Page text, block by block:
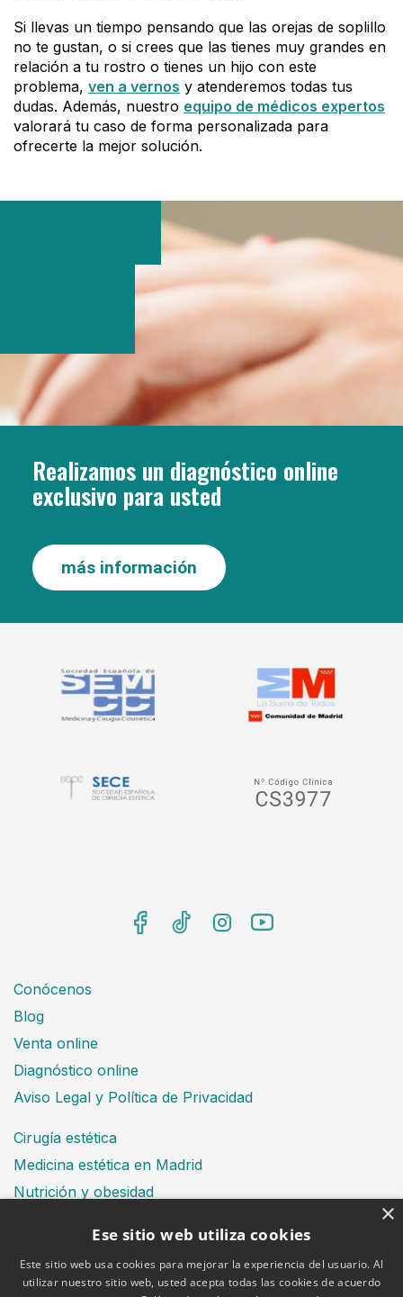
Si llevas un tiempo pensando que las orejas de soplillo
no te gustan, o si crees que las tienes muy grandes en
relación a tu rostro o tienes un hijo con este
problema, ven a vernos y atenderemos todas tus
dudas. Además, nuestro equipo de médicos expertos
valorará tu caso de forma personalizada para
ofrecerte la mejor solución.
Realizamos un diagnóstico online
exclusivo para usted
más información
Conócenos
Blog
Venta online
Diagnóstico online
Aviso Legal y Política de Privacidad
Cirugía estética
Medicina estética en Madrid
Nutrición y obesidad
Financiación
×
Ese sitio web utiliza cookies
Este sitio web usa cookies para mejorar la experiencia del usuario. Al
utilizar nuestro sitio web, usted acepta todas las cookies de acuerdo